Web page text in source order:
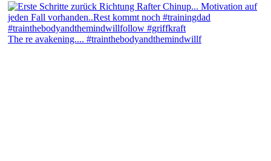
The re avakening.... #trainthebodyandthemindwillf